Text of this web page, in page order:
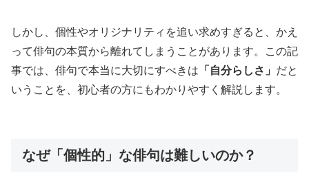
しかし、個性やオリジナリティを追い求めすぎると、かえ
って俳句の本質から離れてしまうことがあります。この記
事では、俳句で本当に大切にすべきは 「自分らしさ」 だと
いうことを、初心者の方にもわかりやすく解説します。
なぜ「個性的」な俳句は難しいのか？